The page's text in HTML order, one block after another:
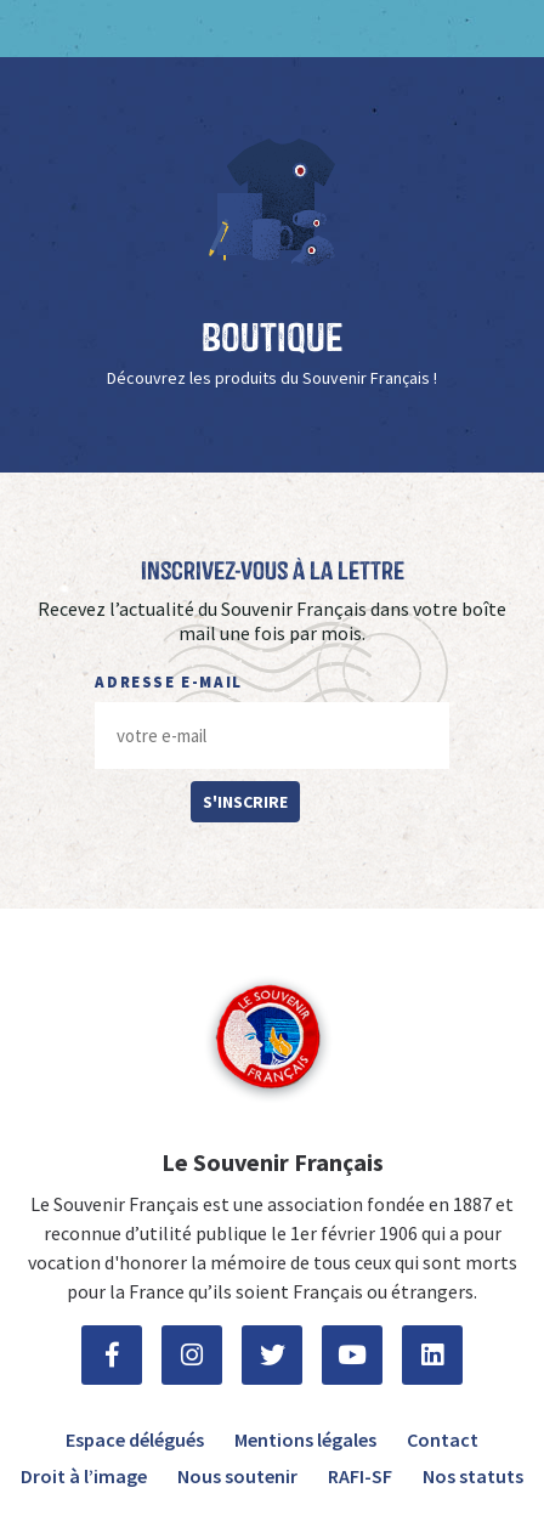
Boutique
Découvrez les produits du Souvenir Français !
Inscrivez-vous à La Lettre
Recevez l’actualité du Souvenir Français dans votre boîte
mail une fois par mois.
ADRESSE E-MAIL
S'INSCRIRE
Le Souvenir Français
Le Souvenir Français est une association fondée en 1887 et
reconnue d’utilité publique le 1er février 1906 qui a pour
vocation d'honorer la mémoire de tous ceux qui sont morts
pour la France qu’ils soient Français ou étrangers.
Espace délégués Mentions légales
Contact
Droit à l’image
Nous soutenir RAFI-SF Nos statuts